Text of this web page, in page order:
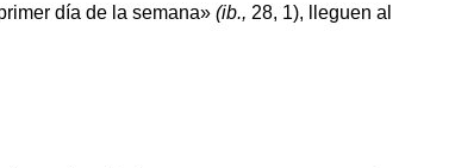
día de la semana» (ib., 28, 1), lleguen al